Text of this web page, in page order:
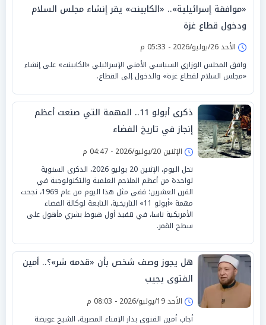
«موافقة إسرائيلية».. «الكابينت» يقر إنشاء مجلس السلام
ودخول قطاع غزة
الأحد 26/يوليو/2026 - 05:33 م
وافق المجلس الوزاري السياسي الأمني الإسرائيلي «الكابينت» على إنشاء
«مجلس السلام لقطاع غزة» والدخول إلى القطاع.
ذكرى أبولو 11.. المهمة التي صنعت أعظم
إنجاز في تاريخ الفضاء
الإثنين 20/يوليو/2026 - 04:47 م
تحل اليوم، الإثنين 20 يوليو 2026، الذكرى السنوية
لواحدة من أعظم الملاحم العلمية والتكنولوجية في
القرن العشرين؛ ففي مثل هذا اليوم من عام 1969، نجحت
مهمة «أبولو 11» التاريخية، التابعة لوكالة الفضاء
الأمريكية ناسا، في تنفيذ أول هبوط بشري مأهول على
سطح القمر.
هل يجوز وصف شخص بأن «قدمه شر»؟.. أمين
الفتوى يجيب
الأحد 19/يوليو/2026 - 08:03 م
أجاب أمين الفتوى بدار الإفتاء المصرية، الشيخ عويضة